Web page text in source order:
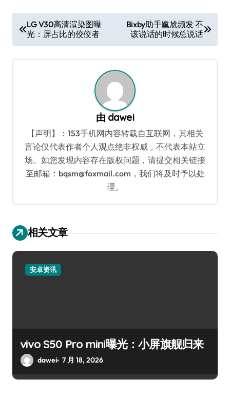
章
导
LG V30高清渲染图曝
光：屏占比的佼佼者
Bixby助手尴尬频发 不
该说话的时候总说话
由 dawei
【声明】：153手机网内容转载自互联网，其相关
言论仅代表作者个人观点绝非权威，不代表本站立
场。如您发现内容存在版权问题，请提交相关链接
至邮箱：bqsm@foxmail.com，我们将及时予以处
理。
相关文章
安卓资讯
vivo S50 Pro mini曝光：小屏旗舰归来
dawei 7 月 18, 2026